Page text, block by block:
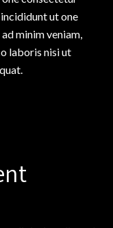
ut one
minim veniam,
laboris nisi ut